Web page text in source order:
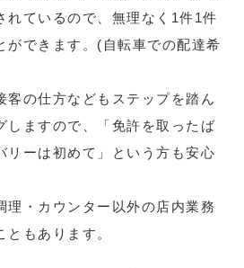
れているので、無理なく1件1件
ができます。(自転車での配達希
客の仕方などもステップを踏ん
しますので、「免許を取ったば
リーは初めて」という方も安心
理・カウンター以外の店内業務
もあります。